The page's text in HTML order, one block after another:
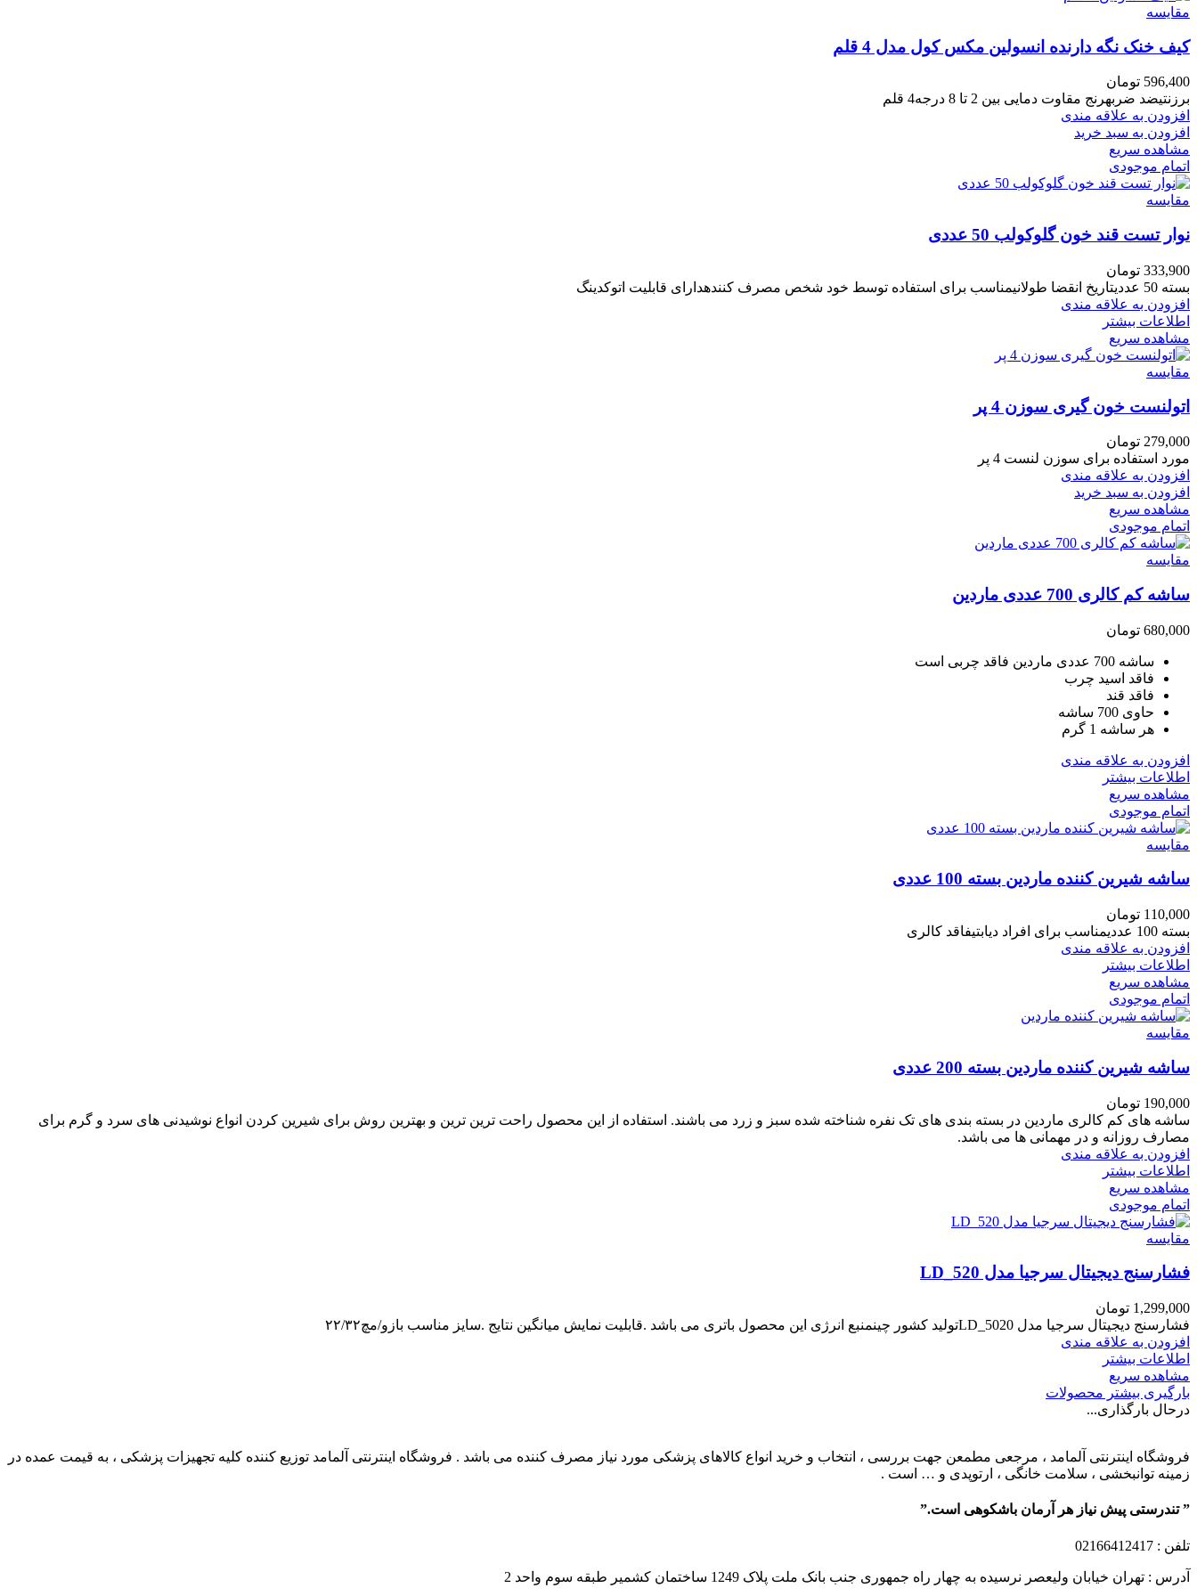
مقایسه
کیف خنک نگه دارنده انسولین مکس کول مدل 4 قلم
596,400 تومان
برزنتیضد ضربهرنج مقاوت دمایی بین 2 تا 8 درجه4 قلم
افزودن به علاقه مندی
افزودن به سبد خرید
مشاهده سریع
اتمام موجودی
مقایسه
نوار تست قند خون گلوکولب 50 عددی
333,900 تومان
بسته 50 عددیتاریخ انقضا طولانیمناسب برای استفاده توسط خود شخص مصرف کنندهدارای قابلیت اتوکدینگ
افزودن به علاقه مندی
اطلاعات بیشتر
مشاهده سریع
مقایسه
اتولنست خون گیری سوزن 4 پر
279,000 تومان
مورد استفاده برای سوزن لنست 4 پر
افزودن به علاقه مندی
افزودن به سبد خرید
مشاهده سریع
اتمام موجودی
مقایسه
ساشه کم کالری 700 عددی ماردین
680,000 تومان
ساشه 700 عددی ماردین فاقد چربی است
فاقد اسید چرب
فاقد قند
حاوی 700 ساشه
هر ساشه 1 گرم
افزودن به علاقه مندی
اطلاعات بیشتر
مشاهده سریع
اتمام موجودی
مقایسه
ساشه شیرین کننده ماردین بسته 100 عددی
110,000 تومان
بسته 100 عددیمناسب برای افراد دیابتیفاقد کالری
افزودن به علاقه مندی
اطلاعات بیشتر
مشاهده سریع
اتمام موجودی
مقایسه
ساشه شیرین کننده ماردین بسته 200 عددی
190,000 تومان
ساشه های کم کالری ماردین در بسته بندی های تک نفره شناخته شده سبز و زرد می باشند. استفاده از این محصول راحت ترین ترین و بهترین روش برای شیرین کردن انواع نوشیدنی های سرد و گرم برای
مصارف روزانه و در مهمانی ها می باشد.
افزودن به علاقه مندی
اطلاعات بیشتر
مشاهده سریع
اتمام موجودی
مقایسه
فشارسنج دیجیتال سرجیا مدل LD_520
1,299,000 تومان
فشارسنج دیجیتال سرجیا مدل LD_5020تولید کشور چینمنبع انرژی این محصول باتری می باشد .قابلیت نمایش میانگین نتایج .سایز مناسب بازو/مچ۲۲/۳۲
افزودن به علاقه مندی
اطلاعات بیشتر
مشاهده سریع
بارگیری بیشتر محصولات
درحال بارگذاری...
فروشگاه اینترنتی آلمامد ، مرجعی مطمعن جهت بررسی ، انتخاب و خرید انواع کالاهای پزشکی مورد نیاز مصرف کننده می باشد . فروشگاه اینترنتی آلمامد توزیع کننده کلیه تجهیزات پزشکی ، به قیمت عمده در
زمینه توانبخشی ، سلامت خانگی ، ارتوپدی و … است .
” تندرستی پیش نیاز هر آرمان باشکوهی است.”
تلفن : 02166412417
آدرس : تهران خیابان ولیعصر نرسیده به چهار راه جمهوری جنب بانک ملت پلاک 1249 ساختمان کشمیر طبقه سوم واحد 2